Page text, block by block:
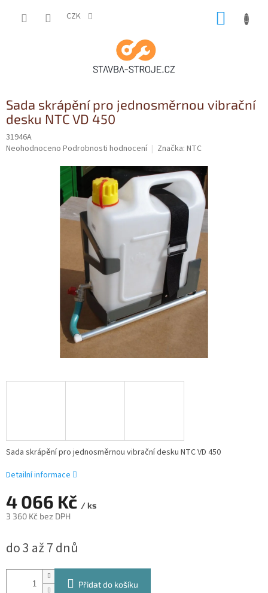
CZK
Sada skrápění pro jednosměrnou vibrační
desku NTC VD 450
31946A
Průměrné
Neohodnoceno Podrobnosti hodnocení Značka: NTC
4 066 Kč / ks
3 360 Kč bez DPH
cena:
do 3 až 7 dnů
Přidat do košíku
Sada skrápění pro jednosměrnou vibrační desku NTC VD 450
Detailní informace